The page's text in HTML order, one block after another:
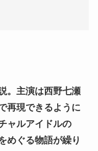
。主演は西野七瀬
再現できるように
ャルアイドルの
めぐる物語が繰り